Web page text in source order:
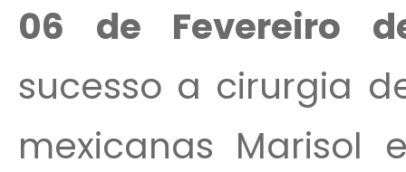
06 de Fevereiro
sucesso a cirurgia
mexicanas Marisol